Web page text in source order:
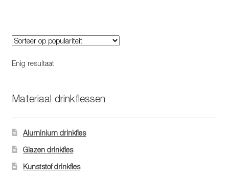
Enig resultaat
Materiaal drinkflessen
Aluminium drinkfles
Glazen drinkfles
Kunststof drinkfles